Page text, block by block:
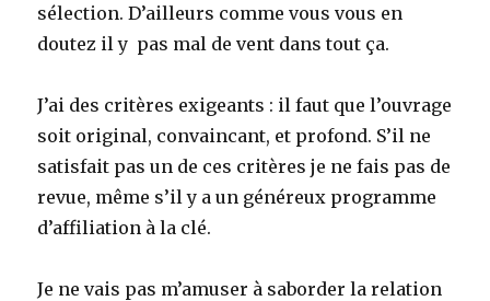
sélection. D’ailleurs comme vous vous en
doutez il y pas mal de vent dans tout ça.
J’ai des critères exigeants : il faut que l’ouvrage
soit original, convaincant, et profond. S’il ne
satisfait pas un de ces critères je ne fais pas de
revue, même s’il y a un généreux programme
d’affiliation à la clé.
Je ne vais pas m’amuser à saborder la relation